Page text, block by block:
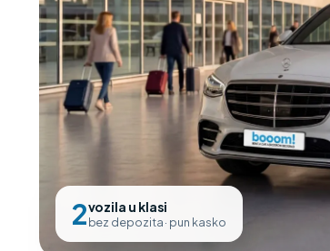
2vozila u klasi
bez depozita · pun kasko